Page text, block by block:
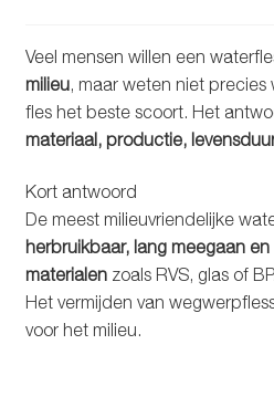
Aluminium drinkfles
Glazen drinkfles
RVS drinkfles
Broodtrommels & lunchboxen
Herbruikbare boterhamzakjes
Veel mensen willen een
milieu, maar weten niet precies
fles het beste scoort. Het
materiaal, productie,
Kort antwoord
De meest milieuvriendelijke
herbruikbaar, lang meegaan
materialenzoals RVS, glas of
Het vermijden van
voor het milieu.